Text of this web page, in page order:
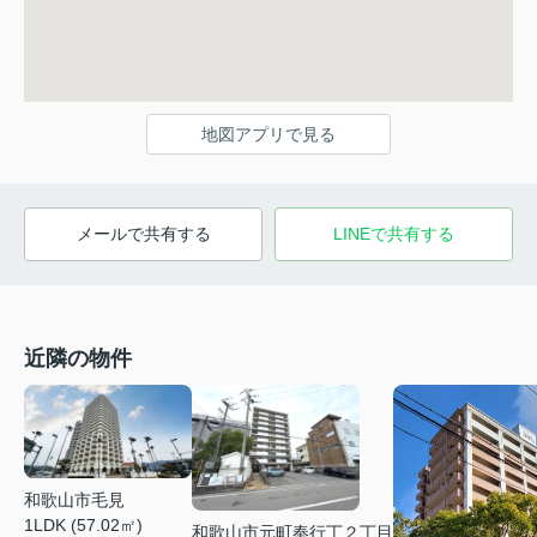
地図アプリで見る
メールで共有する LINEで共有する
近隣の物件
和歌山市毛見
1LDK (57.02㎡)
和歌山市元町奉行丁２丁目